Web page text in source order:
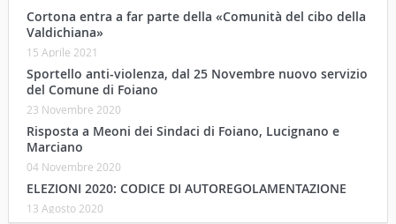
Cortona entra a far parte della «Comunità del cibo della
Valdichiana»
15 Aprile 2021
Sportello anti-violenza, dal 25 Novembre nuovo servizio
del Comune di Foiano
23 Novembre 2020
Risposta a Meoni dei Sindaci di Foiano, Lucignano e
Marciano
04 Novembre 2020
ELEZIONI 2020: CODICE DI AUTOREGOLAMENTAZIONE
13 Agosto 2020